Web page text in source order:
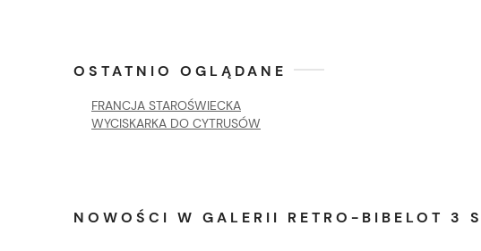
OSTATNIO OGLĄDANE
FRANCJA STAROŚWIECKA
WYCISKARKA DO CYTRUSÓW
NOWOŚCI W GALERII RETRO-BIBELOT 3